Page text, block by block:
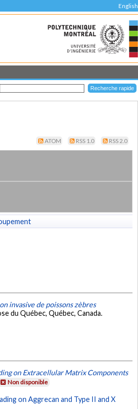
English
ATOM RSS 1.0 RSS 2.0
invasive de poissons zèbres
du Québec, Québec, Canada.
on Extracellular Matrix Components
Non disponible
on Aggrecan and Type II and X